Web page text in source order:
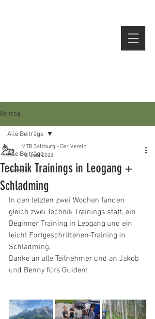
Beitrag
Alle Beiträge
Presse
Alle Beiträge
Technik Trainings in Leogang +
Schladming
MTB Salzburg - Der Verein
13. Juni 2022
In den letzten zwei Wochen fanden
gleich zwei Technik Trainings statt, ein
Beginner Training in Leogang und ein
leicht Fortgeschrittenen-Training in
Schladming.
Danke an alle Teilnehmer und an Jakob
und Benny fürs Guiden!